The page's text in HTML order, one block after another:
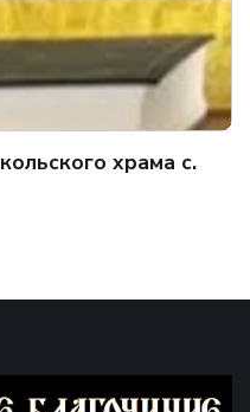
храма с.